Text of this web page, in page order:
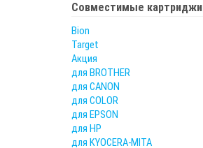
Совместимые картриджи
Bion
Target
Акция
для BROTHER
для CANON
для COLOR
для EPSON
для HP
для KYOCERA-MITA